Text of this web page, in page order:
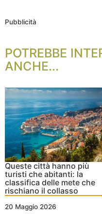
Pubblicità
POTREBBE
ANCHE...
Queste città hanno più
turisti che abitanti: la
classifica delle mete che
rischiano il collasso
20 Maggio 2026